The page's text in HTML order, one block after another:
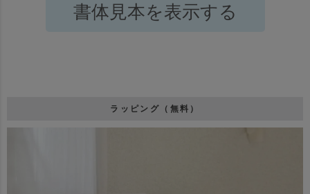
書体見本を表示する
ラッピング（無料）